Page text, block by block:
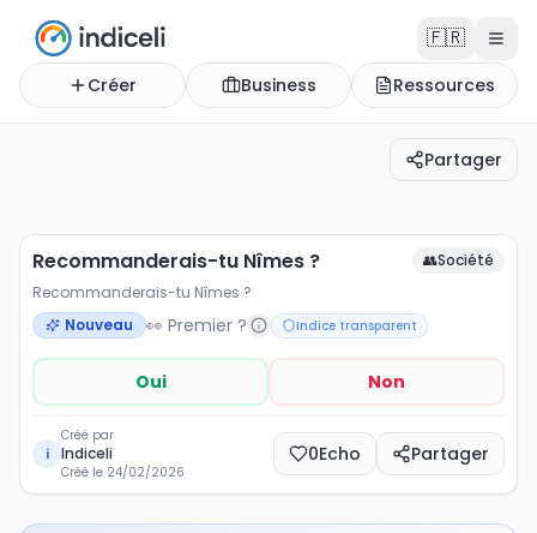
🇫🇷
Créer Business Ressources
Partager
Recommanderais-tu Nîmes ?
Recommanderais-tu Nîmes ?
Recommanderais-tu Nîmes ? 👥Société
Recommanderais-tu Nîmes ?
Nouveau
👀 Premier ? Indice transparent
Oui Non
i
Créé par
Indiceli
Créé le 24/02/2026
0Echo Partager